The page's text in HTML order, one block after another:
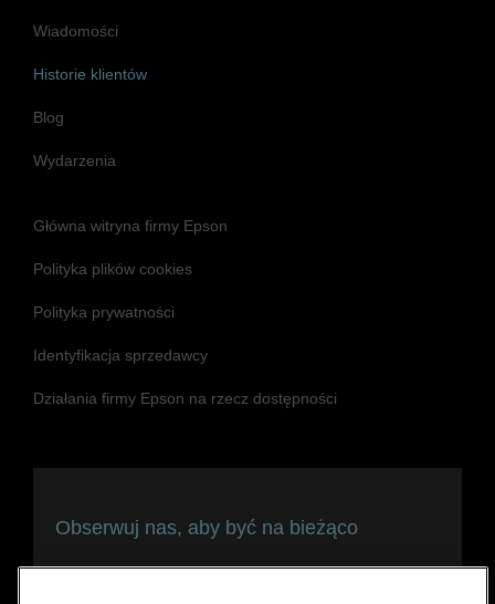
Wiadomości
Historie klientów
Blog
Wydarzenia
Główna witryna firmy Epson
Polityka plików cookies
Polityka prywatności
Identyfikacja sprzedawcy
Działania firmy Epson na rzecz dostępności
Obserwuj nas, aby być na bieżąco